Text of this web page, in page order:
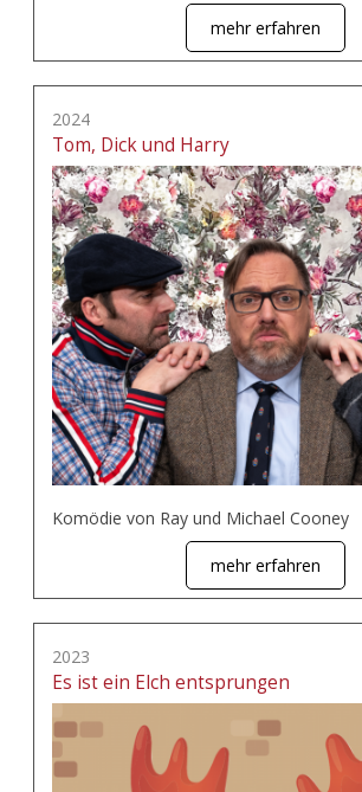
mehr erfahren
2024
Tom, Dick und Harry
Komödie von Ray und Michael Cooney
mehr erfahren
2023
Es ist ein Elch entsprungen